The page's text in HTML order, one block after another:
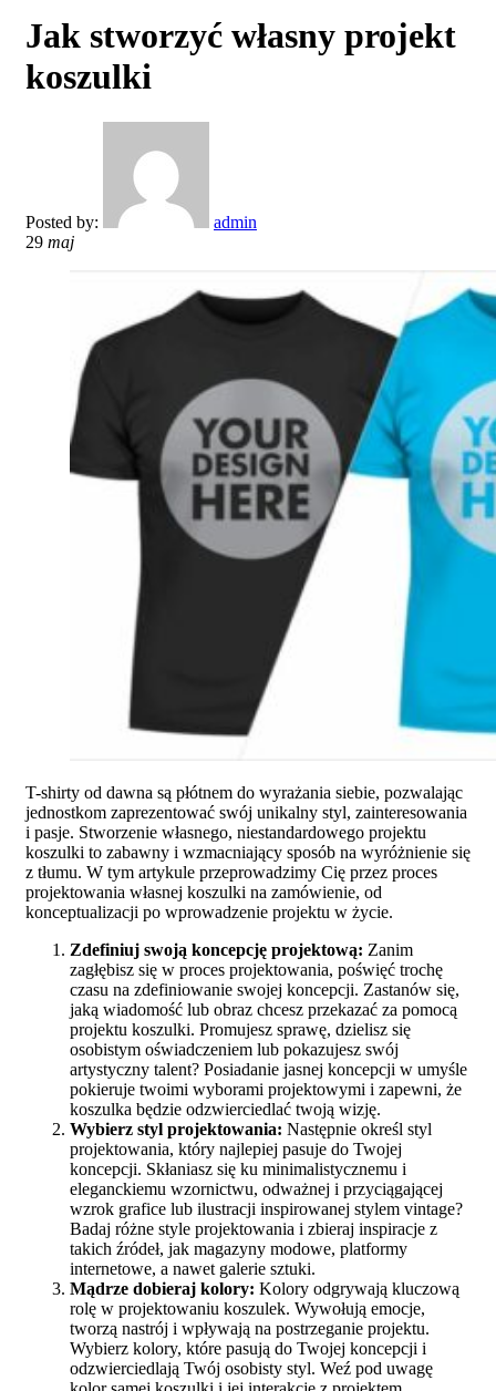
Jak stworzyć własny projekt
koszulki
Posted by:
admin
29 maj
T-shirty od dawna są płótnem do wyrażania siebie, pozwalając
jednostkom zaprezentować swój unikalny styl, zainteresowania
i pasje. Stworzenie własnego, niestandardowego projektu
koszulki to zabawny i wzmacniający sposób na wyróżnienie się
z tłumu. W tym artykule przeprowadzimy Cię przez proces
projektowania własnej koszulki na zamówienie, od
konceptualizacji po wprowadzenie projektu w życie.
Zdefiniuj swoją koncepcję projektową: Zanim
zagłębisz się w proces projektowania, poświęć trochę
czasu na zdefiniowanie swojej koncepcji. Zastanów się,
jaką wiadomość lub obraz chcesz przekazać za pomocą
projektu koszulki. Promujesz sprawę, dzielisz się
osobistym oświadczeniem lub pokazujesz swój
artystyczny talent? Posiadanie jasnej koncepcji w umyśle
pokieruje twoimi wyborami projektowymi i zapewni, że
koszulka będzie odzwierciedlać twoją wizję.
Wybierz styl projektowania: Następnie określ styl
projektowania, który najlepiej pasuje do Twojej
koncepcji. Skłaniasz się ku minimalistycznemu i
eleganckiemu wzornictwu, odważnej i przyciągającej
wzrok grafice lub ilustracji inspirowanej stylem vintage?
Badaj różne style projektowania i zbieraj inspiracje z
takich źródeł, jak magazyny modowe, platformy
internetowe, a nawet galerie sztuki.
Mądrze dobieraj kolory: Kolory odgrywają kluczową
rolę w projektowaniu koszulek. Wywołują emocje,
tworzą nastrój i wpływają na postrzeganie projektu.
Wybierz kolory, które pasują do Twojej koncepcji i
odzwierciedlają Twój osobisty styl. Weź pod uwagę